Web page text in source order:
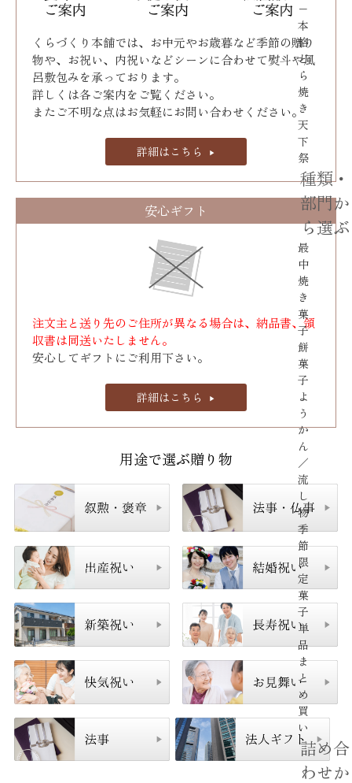
−
本
格
ど
ら
焼
き
天
下
祭
種類・
部門か
ら選ぶ
最
中
焼
き
菓
子
餅
菓
子
よ
う
か
ん
／
流
し
物
季
節
限
定
菓
子
単
品
ま
と
め
買
い
詰め合
わせか
くらづくり本舗では、お中元やお歳暮など季節の贈り
物や、お祝い、内祝いなどシーンに合わせて熨斗や風
呂敷包みを承っております｡
詳しくは各ご案内をご覧ください。
またご不明な点はお気軽にお問い合わせください。
詳細はこちら
安心ギフト
注文主と送り先のご住所が異なる場合は、納品書、領
収書は同送いたしません。
安心してギフトにご利用下さい。
詳細はこちら
用途で選ぶ贈り物